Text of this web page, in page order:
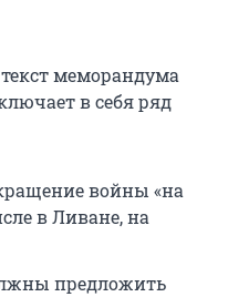
меморандума
в себя ряд
войны «на
в Ливане, на
предложить